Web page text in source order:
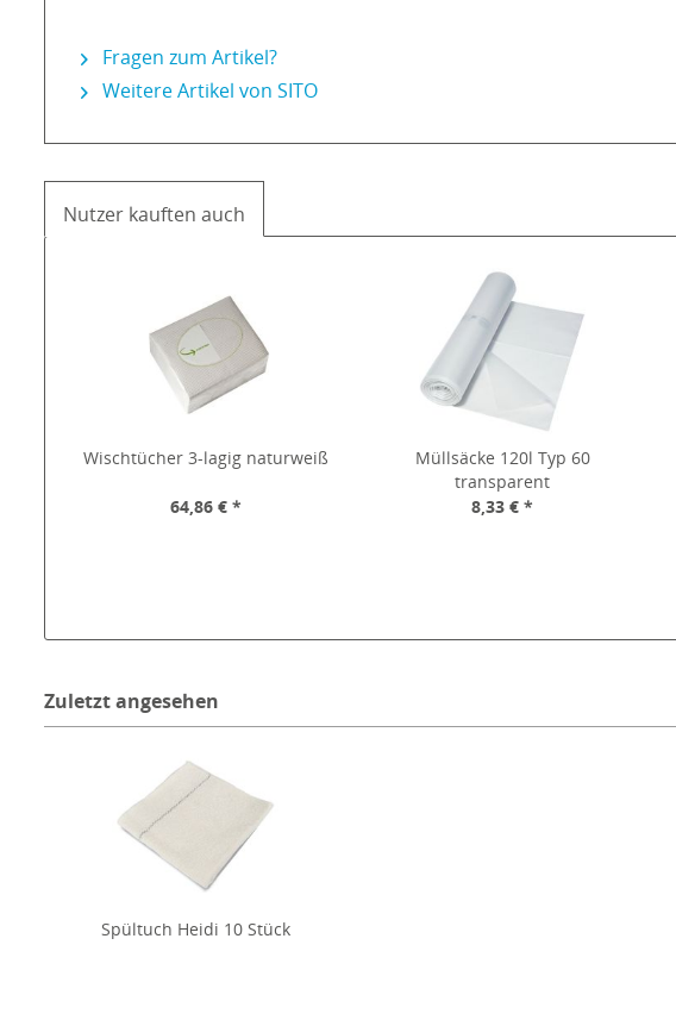
Fragen zum Artikel?
Weitere Artikel von SITO
Nutzer kauften auch
Wischtücher 3-lagig naturweiß
64,86 € *
Müllsäcke 120l Typ 60
transparent
8,33 € *
Zuletzt angesehen
Spültuch Heidi 10 Stück